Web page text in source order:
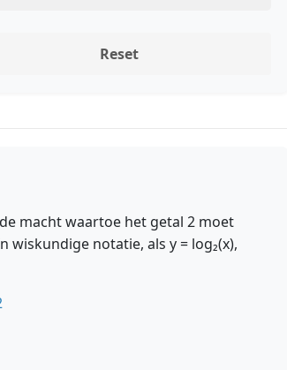
Reset
macht waartoe het getal 2 moet
notatie, als y = log₂(x),